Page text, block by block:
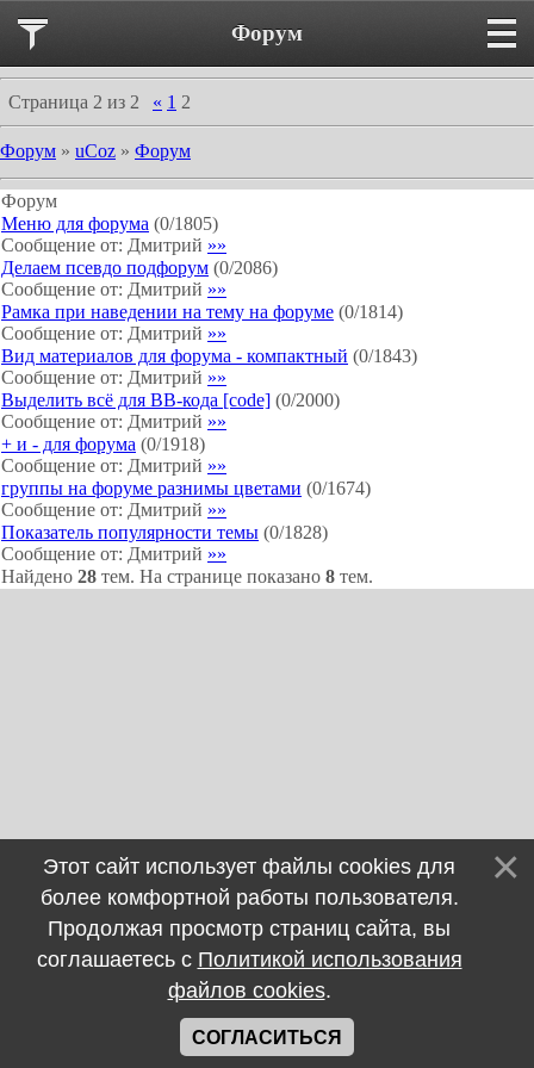
Форум
Страница 2 из 2 « 1 2
Форум » uCoz » Форум
Форум
Меню для форума (0/1805)
Сообщение от: Дмитрий »»
Делаем псевдо подфорум (0/2086)
Сообщение от: Дмитрий »»
Рамка при наведении на тему на форуме (0/1814)
Сообщение от: Дмитрий »»
Вид материалов для форума - компактный (0/1843)
Сообщение от: Дмитрий »»
Выделить всё для BB-кода [code] (0/2000)
Сообщение от: Дмитрий »»
+ и - для форума (0/1918)
Сообщение от: Дмитрий »»
группы на форуме разнимы цветами (0/1674)
Сообщение от: Дмитрий »»
Показатель популярности темы (0/1828)
Сообщение от: Дмитрий »»
Найдено 28 тем. На странице показано 8 тем.
Этот сайт использует файлы cookies для
более комфортной работы пользователя.
Продолжая просмотр страниц сайта, вы
соглашаетесь с Политикой использования
файлов cookies.
СОГЛАСИТЬСЯ